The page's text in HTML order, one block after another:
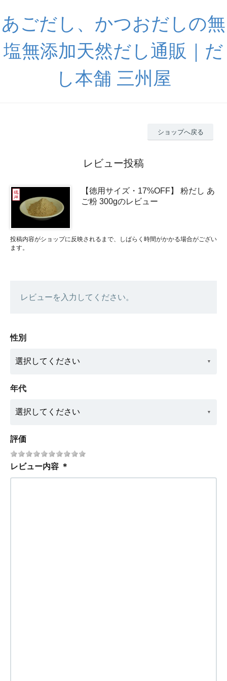
あごだし、かつおだしの無
塩無添加天然だし通販｜だ
し本舗 三州屋
ショップへ戻る
レビュー投稿
【徳用サイズ・17%OFF】 粉だし あ
ご粉 300gのレビュー
投稿内容がショップに反映されるまで、しばらく時間がかかる場合がござい
ます。
レビューを入力してください。
性別
年代
評価
レビュー内容 ＊